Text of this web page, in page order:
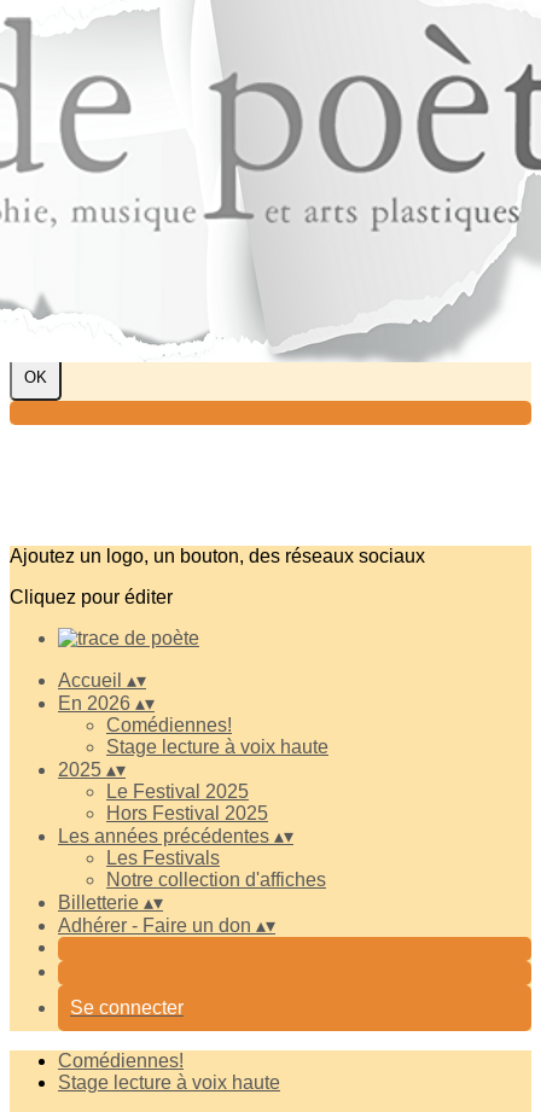
Exporter les lignes sélectionnées
Exporter toutes les colonnes
Exporter uniquement les colonnes affichées
Menu
Images de la page d'accueil
Cliquez pour éditer
Cliquez pour éditer
Je m'abonne à la newsletter
OK
Ajoutez un logo, un bouton, des réseaux sociaux
Cliquez pour éditer
Accueil ▴▾
En 2026 ▴▾
Comédiennes!
Stage lecture à voix haute
2025 ▴▾
Le Festival 2025
Hors Festival 2025
Les années précédentes ▴▾
Les Festivals
Notre collection d'affiches
Billetterie ▴▾
Adhérer - Faire un don ▴▾
Se connecter
Comédiennes!
Stage lecture à voix haute